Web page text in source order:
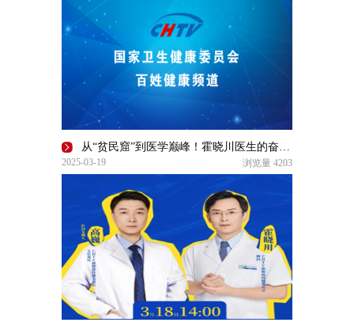
从“贫民窟”到医学巅峰！霍晓川医生的奋斗传奇|了不起的自己
2025-03-19 浏览量 4203